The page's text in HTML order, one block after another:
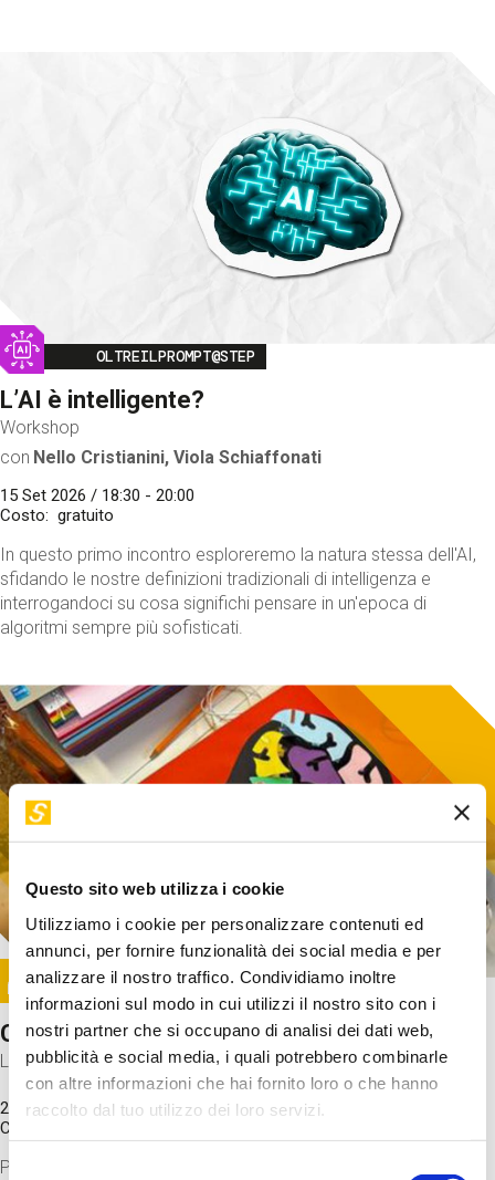
Questo sito web utilizza i cookie
Utilizziamo i cookie per personalizzare contenuti ed
annunci, per fornire funzionalità dei social media e per
analizzare il nostro traffico. Condividiamo inoltre
informazioni sul modo in cui utilizzi il nostro sito con i
nostri partner che si occupano di analisi dei dati web,
pubblicità e social media, i quali potrebbero combinarle
con altre informazioni che hai fornito loro o che hanno
raccolto dal tuo utilizzo dei loro servizi.
Selezione
Image
OLTREILPROMPT@STEP
L’AI è intelligente?
Workshop
con Nello Cristianini, Viola Schiaffonati
15 Set 2026 / 18:30 - 20:00
Costo
gratuito
In questo primo incontro esploreremo la natura stessa dell'AI,
sfidando le nostre definizioni tradizionali di intelligenza e
interrogandoci su cosa significhi pensare in un'epoca di
algoritmi sempre più sofisticati.
Image
SUNDAY@STEP
Come funziona il cervello?
Laboratorio
20 Set 2026 / 11:15 - 13:00
Costo
Proveremo a costruire un cervello in cartoncino cercando di